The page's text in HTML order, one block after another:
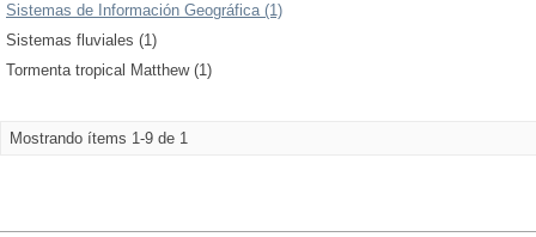
Sistemas de Información Geográfica (1)
Sistemas fluviales (1)
Tormenta tropical Matthew (1)
Mostrando ítems 1-9 de 1